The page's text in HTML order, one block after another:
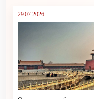
29.07.2026